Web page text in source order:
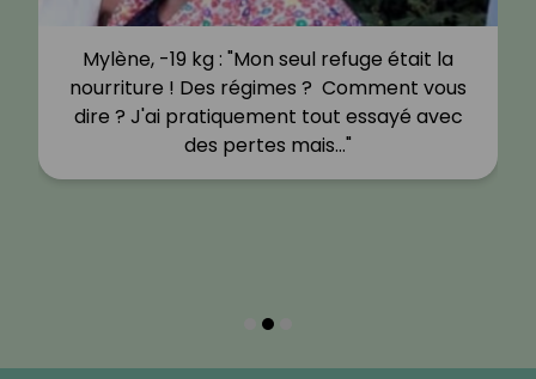
Mylène, -19 kg : "Mon seul refuge était la
nourriture ! Des régimes ? Comment vous
dire ? J'ai pratiquement tout essayé avec
des pertes mais…"